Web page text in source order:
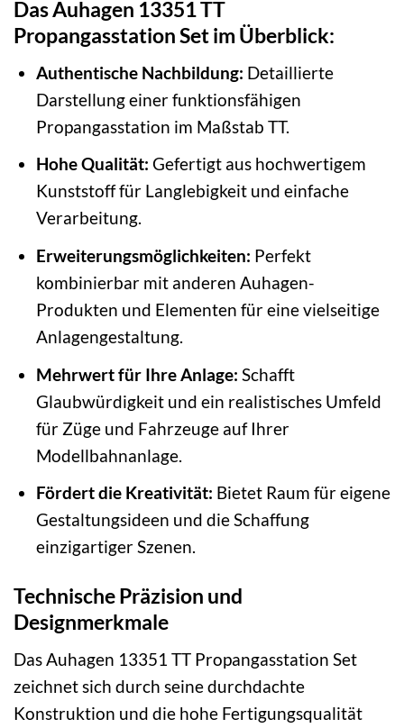
Das Auhagen 13351 TT
Propangasstation Set im Überblick:
Authentische Nachbildung: Detaillierte
Darstellung einer funktionsfähigen
Propangasstation im Maßstab TT.
Hohe Qualität: Gefertigt aus hochwertigem
Kunststoff für Langlebigkeit und einfache
Verarbeitung.
Erweiterungsmöglichkeiten: Perfekt
kombinierbar mit anderen Auhagen-
Produkten und Elementen für eine vielseitige
Anlagengestaltung.
Mehrwert für Ihre Anlage: Schafft
Glaubwürdigkeit und ein realistisches Umfeld
für Züge und Fahrzeuge auf Ihrer
Modellbahnanlage.
Fördert die Kreativität: Bietet Raum für eigene
Gestaltungsideen und die Schaffung
einzigartiger Szenen.
Technische Präzision und
Designmerkmale
Das Auhagen 13351 TT Propangasstation Set
zeichnet sich durch seine durchdachte
Konstruktion und die hohe Fertigungsqualität